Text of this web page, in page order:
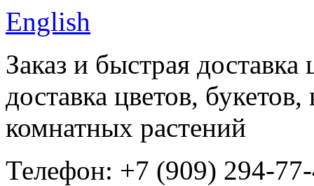
English
Заказ и быстрая
доставка цветов,
комнатных растений
Телефон: +7 (909) 294-